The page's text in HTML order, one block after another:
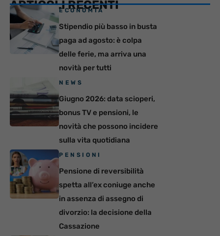
ARTICOLI RECENTI
ECONOMIA
Stipendio più basso in busta
paga ad agosto: è colpa
delle ferie, ma arriva una
novità per tutti
NEWS
Giugno 2026: data scioperi,
bonus TV e pensioni, le
novità che possono incidere
sulla vita quotidiana
PENSIONI
Pensione di reversibilità
spetta all’ex coniuge anche
in assenza di assegno di
divorzio: la decisione della
Cassazione